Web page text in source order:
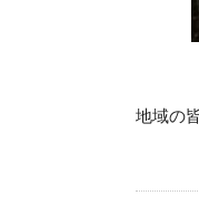
地域の